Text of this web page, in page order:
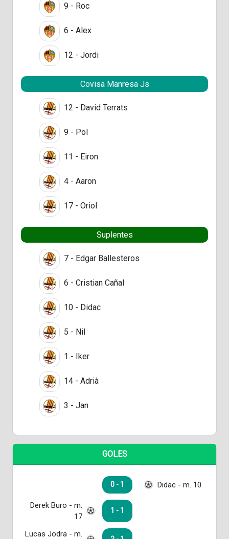
9 - Roc
6 - Alex
12 - Jordi
Covisa Manresa Js
12 - David Terrats
9 - Pol
11 - Eiron
4 - Aaron
17 - Oriol
Suplentes
7 - Edgar Ballesteros
6 - Cristian Cañal
10 - Didac
5 - Nil
1 - Iker
14 - Adrià
3 - Jan
GOLES
0 - 1 Didac - m. 10
Derek Buro - m.
17
1 - 1
Lucas Jodra - m.